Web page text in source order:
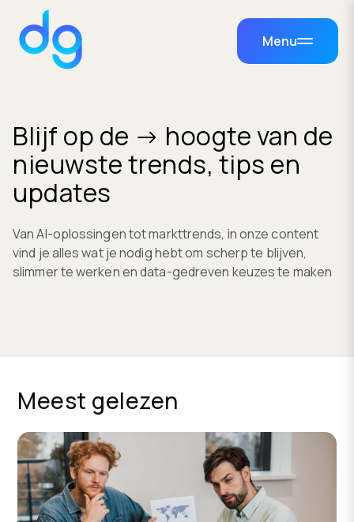
Menu
Blijf op de → hoogte van de
nieuwste trends, tips en
updates
Van AI-oplossingen tot markttrends, in onze content
vind je alles wat je nodig hebt om scherp te blijven,
slimmer te werken en data-gedreven keuzes te maken
Meest gelezen